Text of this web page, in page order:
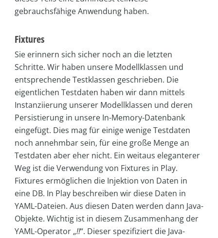
gebrauchsfähige Anwendung haben.
Fixtures
Sie erinnern sich sicher noch an die letzten
Schritte. Wir haben unsere Modellklassen und
entsprechende Testklassen geschrieben. Die
eigentlichen Testdaten haben wir dann mittels
Instanziierung unserer Modellklassen und deren
Persistierung in unsere In-Memory-Datenbank
eingefügt. Dies mag für einige wenige Testdaten
noch annehmbar sein, für eine große Menge an
Testdaten aber eher nicht. Ein weitaus eleganterer
Weg ist die Verwendung von Fixtures in Play.
Fixtures ermöglichen die Injektion von Daten in
eine DB. In Play beschreiben wir diese Daten in
YAML-Dateien. Aus diesen Daten werden dann Java-
Objekte. Wichtig ist in diesem Zusammenhang der
YAML-Operator „!!“. Dieser spezifiziert die Java-